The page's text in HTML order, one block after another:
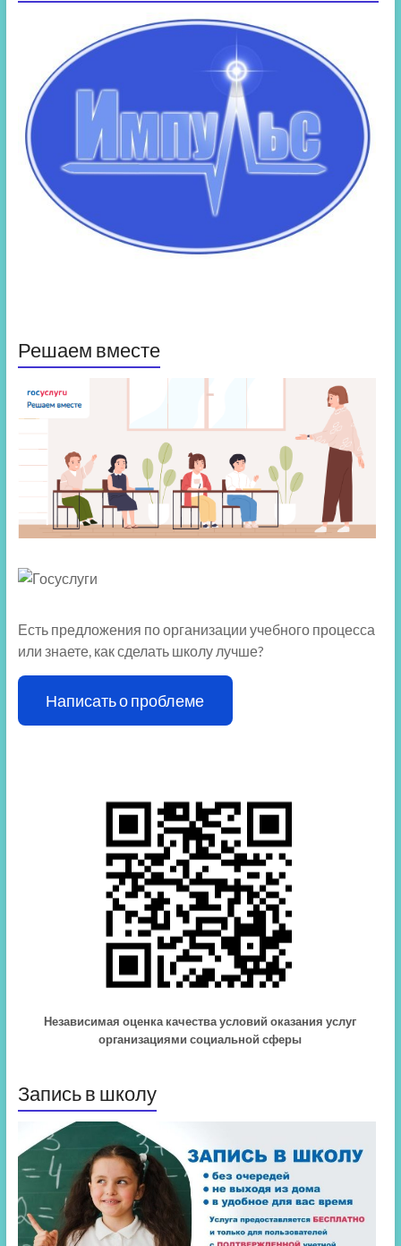
Решаем вместе
Есть предложения по организации учебного процесса
или знаете, как сделать школу лучше?
Написать о проблеме
Независимая оценка качества условий оказания услуг
организациями социальной сферы
Запись в школу